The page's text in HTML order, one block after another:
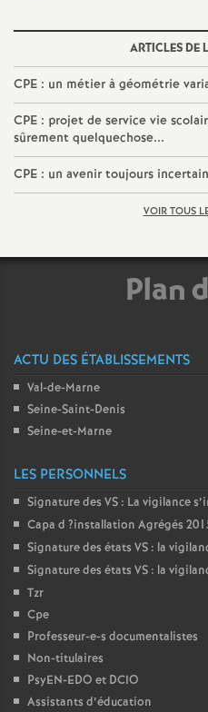
ARTICLES DE
CPE : un métier à géométrie
CPE : projet de service vie
sûrement quelquechose...
CPE : un avenir toujours incertain
VOIR TOUS
Plan
ACTU DES ÉTABLISSEMENTS
Val-de-Marne
Seine-Saint-Denis
Seine-et-Marne
LES PERSONNELS
Signature des VS : La vigilance
Capa d ?installation Agrégés
Signature des états VS : la
Signature des états VS : la
Tzr
Cpe
Professeur-e-s documentalistes
Non-titulaires
PsyEN-EDO et DCIO
Assistants d’éducation